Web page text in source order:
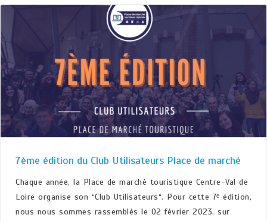
7ème édition du Club Utilisateurs Place de marché
Chaque année, la Place de marché touristique Centre-Val de
Loire organise son “Club Utilisateurs“. Pour cette 7ᵉ édition,
nous nous sommes rassemblés le 02 février 2023, sur